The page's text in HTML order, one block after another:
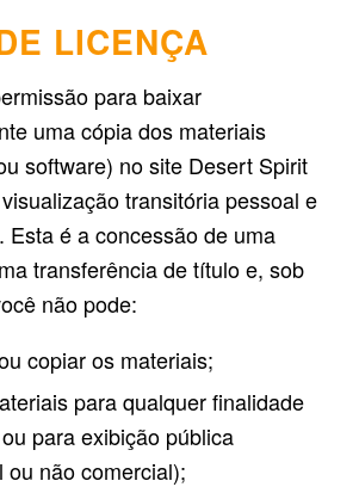
LICENÇA
para baixar
uma cópia dos materiais
software) no site Desert Spirit
transitória pessoal e
Esta é a concessão de uma
transferência de título e, sob
não pode:
copiar os materiais;
para qualquer finalidade
para exibição pública
ou não comercial);